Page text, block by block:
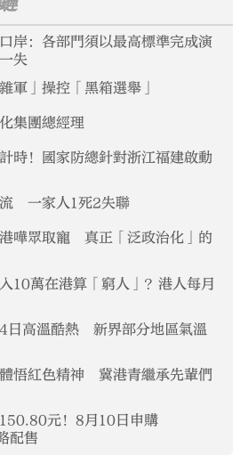
岸：各部門須以最高標準完成演
失
軍」操控「黑箱選舉」
集團總經理
時！國家防總針對浙江福建啟動
流 一家人1死2失聯
嘩眾取寵 真正「泛政治化」的
10萬在港算「窮人」？港人每月
日高溫酷熱 新界部分地區氣溫
悟紅色精神 冀港青繼承先輩們
元！8月10日申購
配售